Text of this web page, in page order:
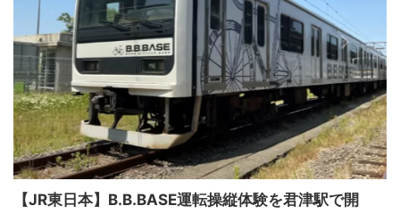
【JR東日本】B.B.BASE運転操縦体験を君津駅で開